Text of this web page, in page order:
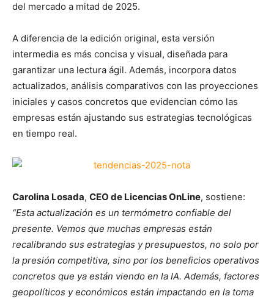
del mercado a mitad de 2025.
A diferencia de la edición original, esta versión
intermedia es más concisa y visual, diseñada para
garantizar una lectura ágil. Además, incorpora datos
actualizados, análisis comparativos con las proyecciones
iniciales y casos concretos que evidencian cómo las
empresas están ajustando sus estrategias tecnológicas
en tiempo real.
Carolina Losada, CEO de Licencias OnLine, sostiene:
“Esta actualización es un termómetro confiable del
presente. Vemos que muchas empresas están
recalibrando sus estrategias y presupuestos, no solo por
la presión competitiva, sino por los beneficios operativos
concretos que ya están viendo en la IA. Además, factores
geopolíticos y económicos están impactando en la toma